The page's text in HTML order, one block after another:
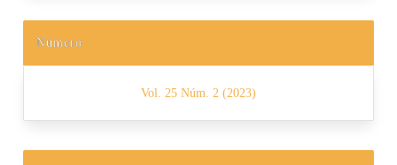
Número
Vol. 25 Núm. 2 (2023)